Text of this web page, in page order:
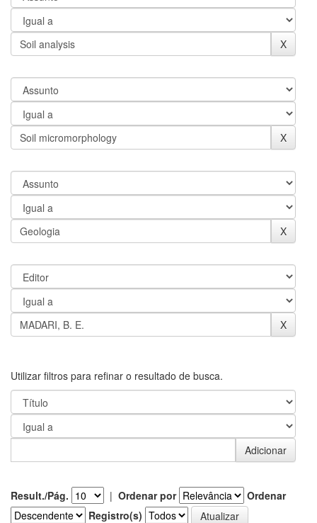
Utilizar filtros para refinar o resultado de busca.
Result./Pág. | Ordenar por
Ordenar
Registro(s)